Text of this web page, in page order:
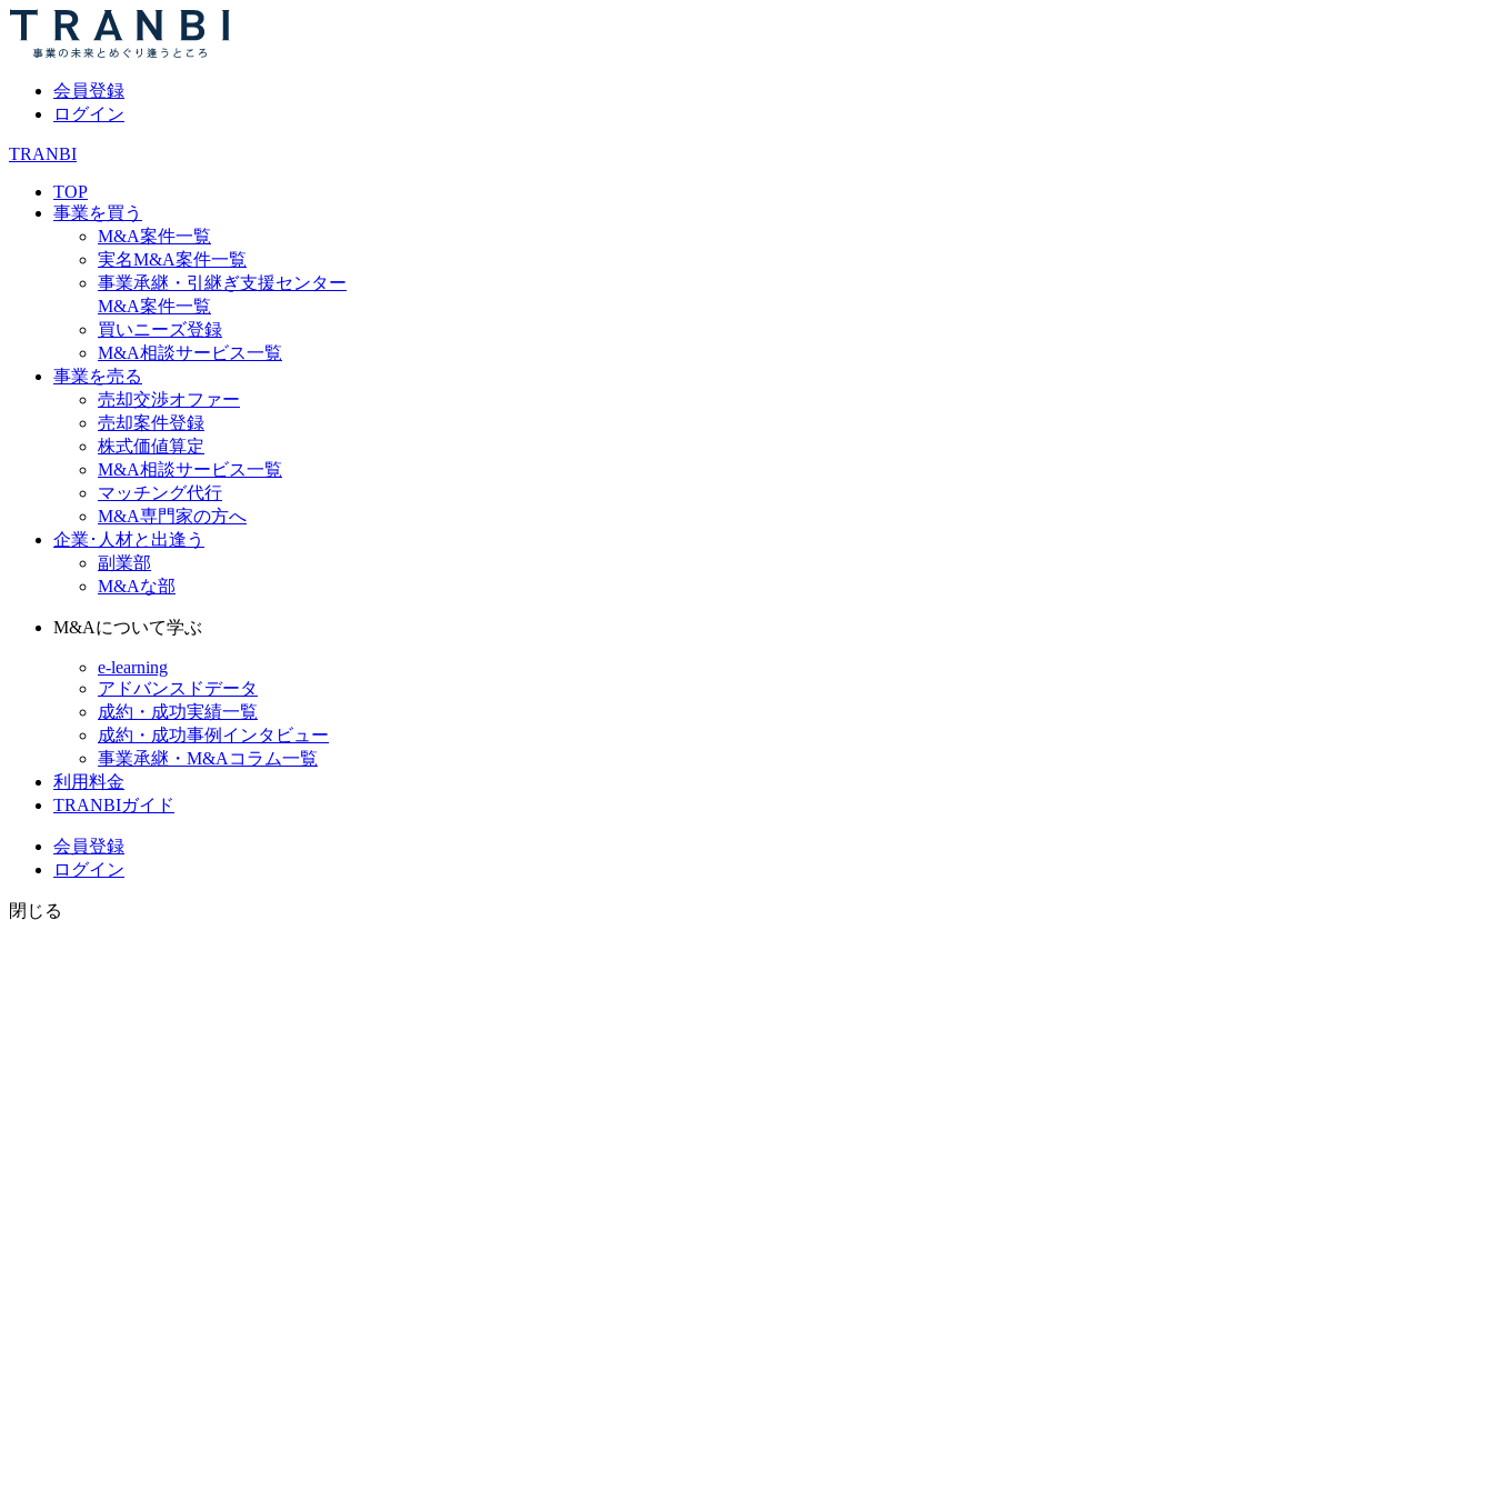
会員登録
ログイン
TRANBI
TOP
事業を買う
M&A案件一覧
実名M&A案件一覧
事業承継・引継ぎ支援センター
M&A案件一覧
買いニーズ登録
M&A相談サービス一覧
事業を売る
売却交渉オファー
売却案件登録
株式価値算定
M&A相談サービス一覧
マッチング代行
M&A専門家の方へ
企業･人材と出逢う
副業部
M&Aな部
M&Aについて学ぶ
e-learning
アドバンスドデータ
成約・成功実績一覧
成約・成功事例インタビュー
事業承継・M&Aコラム一覧
利用料金
TRANBIガイド
会員登録
ログイン
閉じる